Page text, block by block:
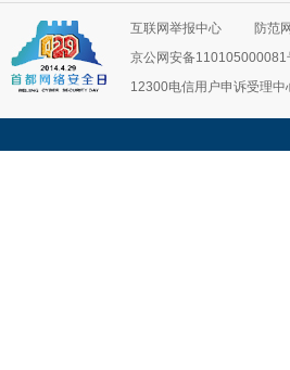
互联网举报中心
防范
京公网安备110105000081
12300电信用户申诉受理中